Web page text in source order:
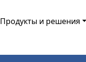
Продукты и решения